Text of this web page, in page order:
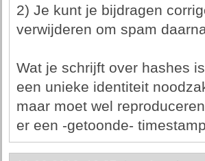
2) Je kunt je bijdragen
verwijderen om spam
Wat je schrijft over hashes
een unieke identiteit
maar moet wel
er een -getoonde-